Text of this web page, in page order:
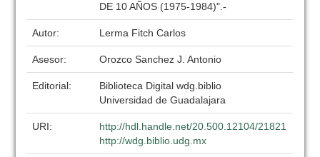
DE 10 AÑOS (1975-1984)".-
Autor: Lerma Fitch Carlos
Asesor: Orozco Sanchez J. Antonio
Editorial:
Biblioteca Digital wdg.biblio
Universidad de Guadalajara
URI:
http://hdl.handle.net/20.500.12104/21821
http://wdg.biblio.udg.mx